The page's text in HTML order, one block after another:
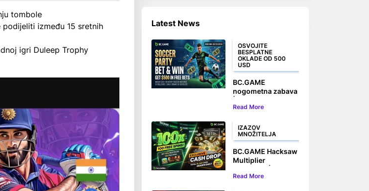
tombole
između 15 sretnih
igri Duleep Trophy
Latest News
OSVOJITE
BESPLATNE
OKLADE OD 500
USD
BC.GAME
nogometna zabava
osvojite do 500
okladama
Read More
IZAZOV
MNOŽITELJA
BC.GAME Hacksaw
Multiplier
Osvojite 100
Read More